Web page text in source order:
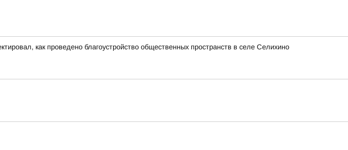
как проведено благоустройство общественных пространств в селе Селихино